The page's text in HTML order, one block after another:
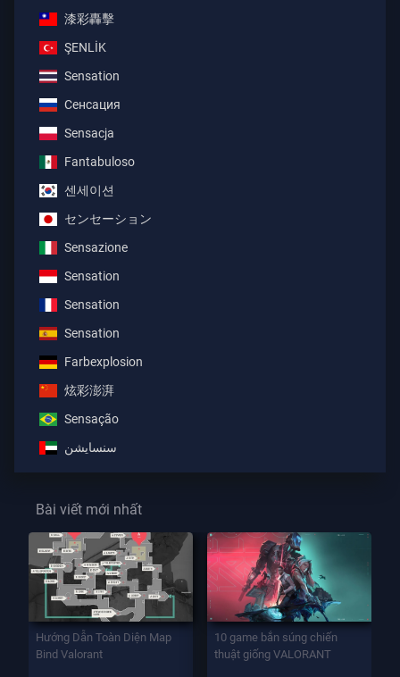
漆彩轟擊
ŞENLİK
Sensation
Сенсация
Sensacja
Fantabuloso
센세이션
センセーション
Sensazione
Sensation
Sensation
Sensation
Farbexplosion
炫彩澎湃
Sensação
سنسايشن
Bài viết mới nhất
Hướng Dẫn Toàn Diện Map
Bind Valorant
10 game bắn súng chiến
thuật giống VALORANT